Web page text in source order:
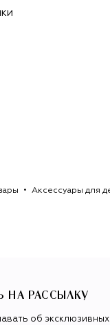
Аксессуары для
НА РАССЫЛКУ
об